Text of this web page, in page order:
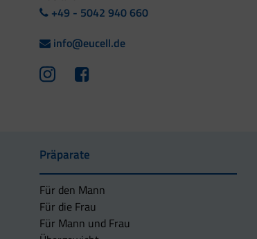
+49 - 5042 940 660
info@eucell.de
Präparate
Für den Mann
Für die Frau
Für Mann und Frau